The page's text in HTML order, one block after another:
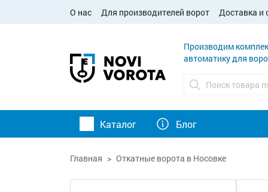
О нас Для производителей ворот Доставка и
Производим
автоматику для
Каталог Блог
Главная Откатные ворота в Носовке